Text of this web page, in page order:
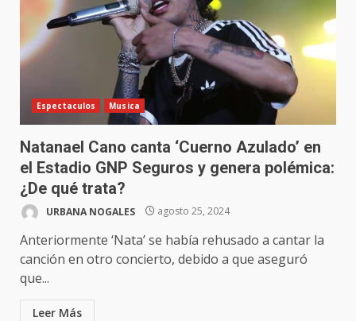
Espectaculos Musica
Natanael Cano canta ‘Cuerno Azulado’ en
el Estadio GNP Seguros y genera polémica:
¿De qué trata?
URBANA NOGALES agosto 25, 2024
Anteriormente ‘Nata’ se había rehusado a cantar la
canción en otro concierto, debido a que aseguró
que...
Leer Más